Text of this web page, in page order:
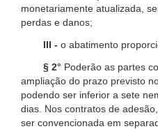
monetariamente atualizada,
perdas e danos;
III - o abatimento
§ 2° Poderão as partes
ampliação do prazo previsto
podendo ser inferior a sete
dias. Nos contratos de
ser convencionada em